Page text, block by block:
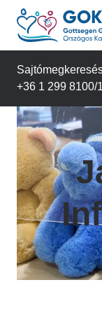
Ugrás
tartalomra
+36 1 299 8100/